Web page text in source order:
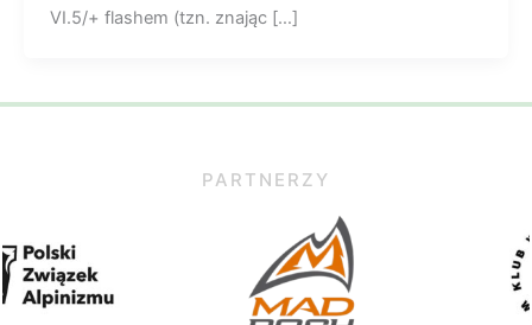
VI.5/+ flashem (tzn. znając […]
PARTNERZY